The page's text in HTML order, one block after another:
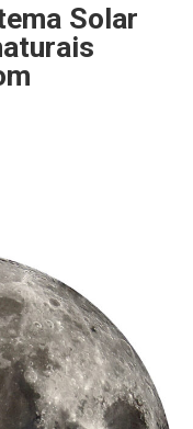
Solar